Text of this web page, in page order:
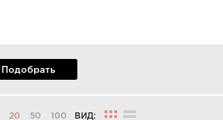
Подобрать
20 50 100 ВИД: